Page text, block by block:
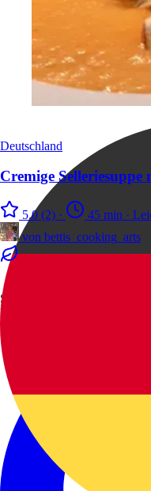
Deutschland
Cremige
5.0 (2) · 45 min ·
von bettis_cooking_arts
Sag Hallo
Hier findest du uns